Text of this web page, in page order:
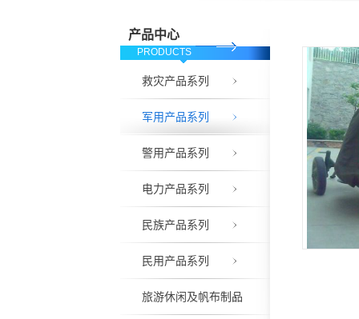
产品中心
PRODUCTS
救灾产品系列
军用产品系列
警用产品系列
电力产品系列
民族产品系列
民用产品系列
旅游休闲及帆布制品